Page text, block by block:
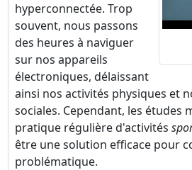
hyperconnectée. Trop
souvent, nous passons
des heures à naviguer
sur nos appareils
électroniques, délaissant
ainsi nos activités physiques et
sociales. Cependant, les études
pratique régulière d'activités
être une solution efficace pour
problématique.